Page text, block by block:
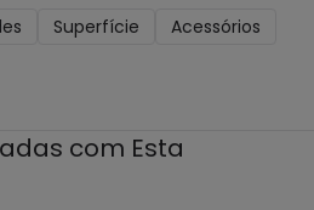
Superfície
Acessórios
com Esta